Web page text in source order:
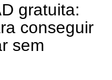
gratuita:
conseguir
sem